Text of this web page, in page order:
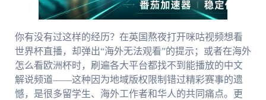
你有没有过这样的经历？在英国熬夜打开咪咕视频想看
世界杯直播，却弹出“海外无法观看”的提示；或者在海外
怎么看欧洲杯时，刷遍各大平台都找不到能播放的中文
解说频道——这种因为地域版权限制错过精彩赛事的遗
憾，是很多留学生、海外工作者和华人的共同痛点。更